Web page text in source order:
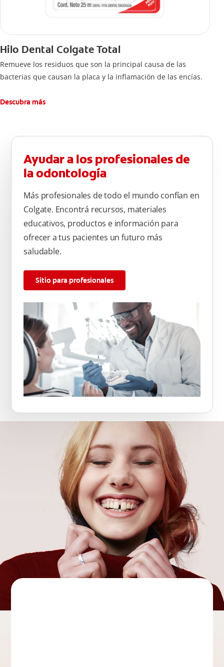
Hilo Dental Colgate Total
Remueve los residuos que son la principal causa de las
bacterias que causan la placa y la inflamación de las encías.
Descubra más
Ayudar a los profesionales de
la odontología
Más profesionales de todo el mundo confían en
Colgate. Encontrá recursos, materiales
educativos, productos e información para
ofrecer a tus pacientes un futuro más
saludable.
Sitio para profesionales